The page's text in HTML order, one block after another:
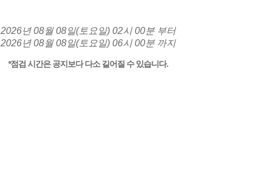
2026년 08월 08일(토요일) 02시 00분 부터
2026년 08월 08일(토요일) 06시 00분 까지
*점검 시간은 공지보다 다소 길어질 수 있습니다.